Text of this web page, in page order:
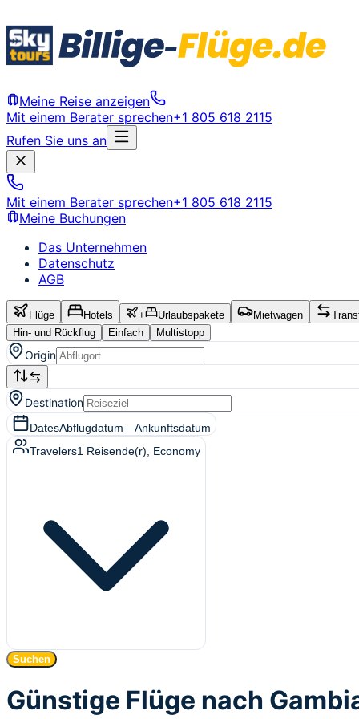
Meine Reise anzeigen
Mit einem Berater sprechen+1 805 618 2115
Rufen Sie uns an
Mit einem Berater sprechen+1 805 618 2115
Meine Buchungen
Das Unternehmen
Datenschutz
AGB
Flüge Hotels + Urlaubspakete Mietwagen
Hin- und Rückflug
Einfach Multistopp
Origin
Destination
DatesAbflugdatum—Ankunftsdatum
Travelers1 Reisende(r) , Economy
Suchen
Günstige Flüge nach